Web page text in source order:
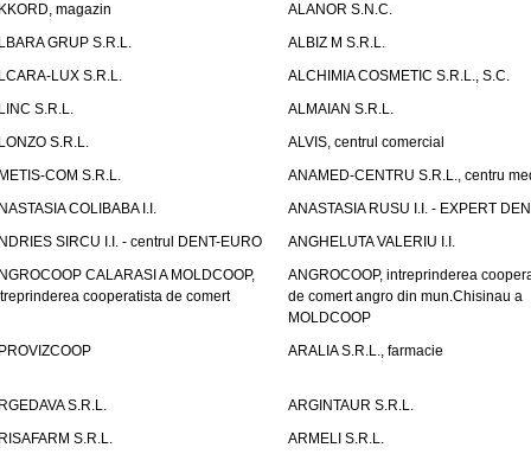
magazin
ALANOR S.N.C.
GRUP S.R.L.
ALBIZ M S.R.L.
LUX S.R.L.
ALCHIMIA COSMETIC S.R.L., S.C.
S.R.L.
ALMAIAN S.R.L.
S.R.L.
ALVIS, centrul comercial
COM S.R.L.
ANAMED-CENTRU S.R.L., centru
COLIBABA I.I.
ANASTASIA RUSU I.I. - EXPERT
SIRCU I.I. - centrul DENT-EURO
ANGHELUTA VALERIU I.I.
CALARASI A MOLDCOOP,
cooperatista de comert
ANGROCOOP, intreprinderea
de comert angro din mun.Chisinau a
MOLDCOOP
ARALIA S.R.L., farmacie
S.R.L.
ARGINTAUR S.R.L.
S.R.L.
ARMELI S.R.L.